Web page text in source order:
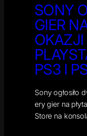
SONY
GIER
PS3 I
Sony ogłosiło
ery gier na
Store na